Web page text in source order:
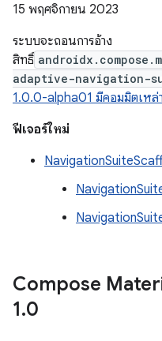
15 พฤศจิกายน 2023
ระบบจะถอนการอ้าง
สิทธิ์
adaptive-navigation-
1.0.0-alpha01 มีคอมมิตเหล่
ฟีเจอร์ใหม่
Compose
1.0